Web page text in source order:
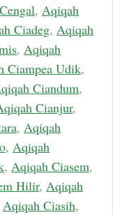
, Aqiqah
Ciadeg, Aqiqah
, Aqiqah
Ciampea Udik,
Ciandum,
Cianjur,
, Aqiqah
, Aqiqah
, Aqiqah Ciasem,
Hilir, Aqiqah
Aqiqah Ciasih,